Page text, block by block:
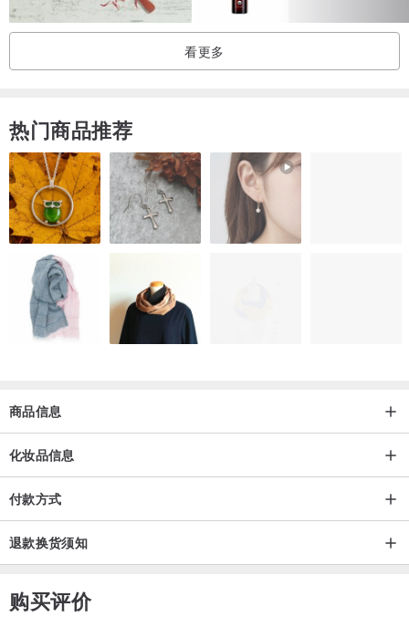
主要成分
● 染井吉野樱叶萃取：滋润并减轻头皮干痒，保持头皮健康、舒适。
● 佐藤樱花萃取：滋润头皮，调理发丝的根基，使头皮保持健康，并
泽，光彩照人。
● 荷荷巴籽油：为发丝提供滋润，防止干燥，并保持发梢顺滑柔顺。
感。
● 海狗尾花草萃取：保护发丝，赋予光泽。深层滋润发丝，能延长染
发的持久度。
使用方法
看更多
热门商品推荐
商品信息
化妆品信息
付款方式
退款换货须知
购买评价